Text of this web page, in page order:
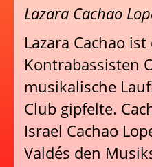
Lazara Cachao
Lazara Cachao
Kontrabassisten
musikalische
Club gipfelte.
Israel Cachao
Valdés den